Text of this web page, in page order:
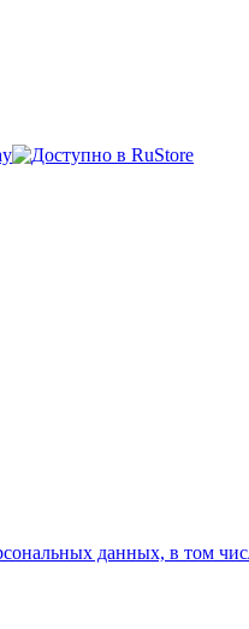
данных, в том